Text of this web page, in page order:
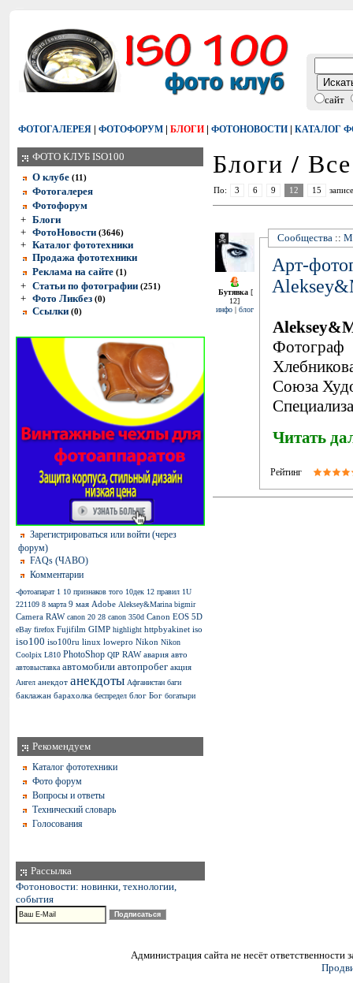
сайт
ФОТОГАЛЕРЕЯ | ФОТОФОРУМ | БЛОГИ | ФОТОНОВОСТИ | КАТАЛОГ
ФОТО КЛУБ ISO100
О клубе (11)
Фотогалерея
Фотофорум
+ Блоги
+ ФотоНовости (3646)
+ Каталог фототехники
Продажа фототехники
Реклама на сайте (1)
+ Статьи по фотографии (251)
+ Фото Ликбез (0)
Ссылки (0)
Зарегистрироваться или войти (через
форум)
FAQs (ЧАВО)
Комментарии
-фотоапарат 1 10 признаков того 10дек 12 правил 1U
221109 8 марта 9 мая Adobe Aleksey&Marina bigmir
Camera RAW canon 20 28 canon 350d Canon EOS 5D
eBay firefox Fujifilm GIMP highlight httpbyakinet iso
iso100 iso100ru linux lowepro Nikon Nikon
Coolpix L810 PhotoShop QIP RAW авария авто
автовыставка автомобили автопробег акция
Ангел анекдот анекдоты Афганистан баги
баклажан барахолка беспредел блог Бог богатыри
Рекомендуем
Каталог фототехники
Фото форум
Вопросы и ответы
Технический словарь
Голосования
Рассылка
Фотоновости: новинки, технологии,
события
Блоги /
По: 3 6 9 12 15
Бутявка [
12]
инфо | блог
Сообщества ::
Арт-
Союза
Читать
Рейтинг
Администрация сайта не несёт ответственности